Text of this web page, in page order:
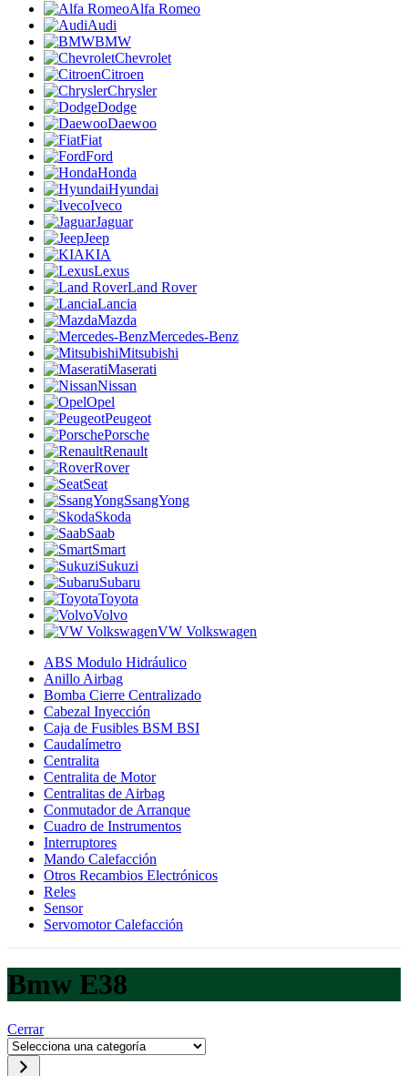
Alfa Romeo
Audi
BMW
Chevrolet
Citroen
Chrysler
Dodge
Daewoo
Fiat
Ford
Honda
Hyundai
Iveco
Jaguar
Jeep
KIA
Lexus
Land Rover
Lancia
Mazda
Mercedes-Benz
Mitsubishi
Maserati
Nissan
Opel
Peugeot
Porsche
Renault
Rover
Seat
SsangYong
Skoda
Saab
Smart
Sukuzi
Subaru
Toyota
Volvo
VW Volkswagen
ABS Modulo Hidráulico
Anillo Airbag
Bomba Cierre Centralizado
Cabezal Inyección
Caja de Fusibles BSM BSI
Caudalímetro
Centralita
Centralita de Motor
Centralitas de Airbag
Conmutador de Arranque
Cuadro de Instrumentos
Interruptores
Mando Calefacción
Otros Recambios Electrónicos
Reles
Sensor
Servomotor Calefacción
Bmw E38
Cerrar
Selecciona
una